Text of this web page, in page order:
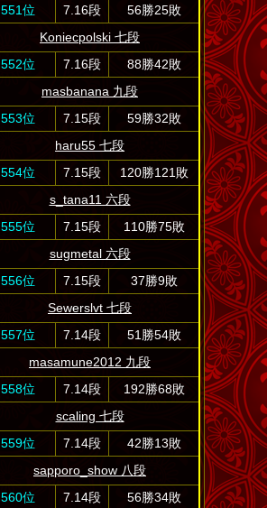
551位 7.16段
56勝25敗
Koniecpolski 七段
552位
7.16段
88勝42敗
masbanana 九段
553位
7.15段
59勝32敗
haru55 七段
554位
7.15段
120勝121敗
s_tana11 六段
555位
7.15段
110勝75敗
sugmetal 六段
556位
7.15段
37勝9敗
Sewerslvt 七段
557位
7.14段
51勝54敗
masamune2012 九段
558位
7.14段
192勝68敗
scaling 七段
559位
7.14段
42勝13敗
sapporo_show 八段
560位
7.14段
56勝34敗